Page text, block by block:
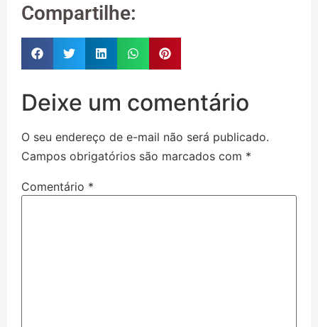
Compartilhe:
Deixe um comentário
O seu endereço de e-mail não será publicado.
Campos obrigatórios são marcados com *
Comentário *